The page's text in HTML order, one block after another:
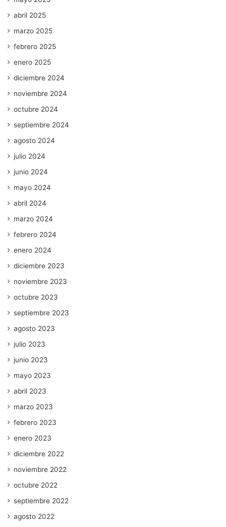
abril 2025
marzo 2025
febrero 2025
enero 2025
diciembre 2024
noviembre 2024
octubre 2024
septiembre 2024
agosto 2024
julio 2024
junio 2024
mayo 2024
abril 2024
marzo 2024
febrero 2024
enero 2024
diciembre 2023
noviembre 2023
octubre 2023
septiembre 2023
agosto 2023
julio 2023
junio 2023
mayo 2023
abril 2023
marzo 2023
febrero 2023
enero 2023
diciembre 2022
noviembre 2022
octubre 2022
septiembre 2022
agosto 2022